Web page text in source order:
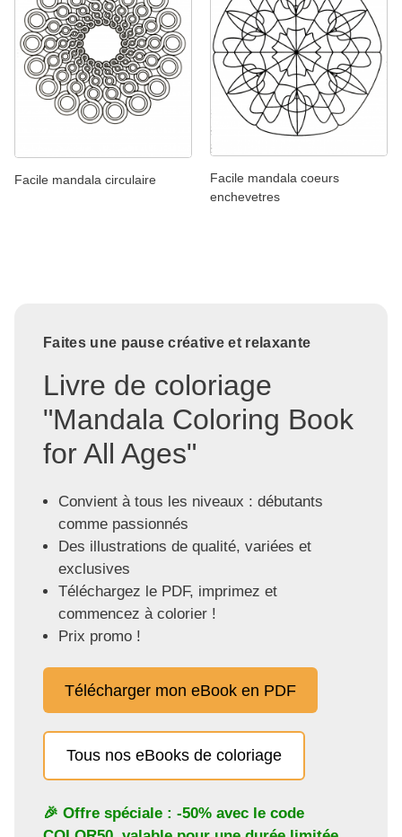
Facile mandala circulaire
Facile mandala coeurs
enchevetres
Faites une pause créative et relaxante
Livre de coloriage
"Mandala Coloring Book
for All Ages"
Convient à tous les niveaux : débutants
comme passionnés
Des illustrations de qualité, variées et
exclusives
Téléchargez le PDF, imprimez et
commencez à colorier !
Prix promo !
Télécharger mon eBook en PDF
Tous nos eBooks de coloriage
🎉 Offre spéciale : -50% avec le code